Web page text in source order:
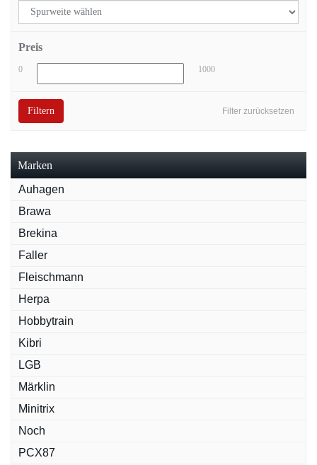
Preis
0 1000
Filter zurücksetzen
Filtern
Marken
Auhagen
Brawa
Brekina
Faller
Fleischmann
Herpa
Hobbytrain
Kibri
LGB
Märklin
Minitrix
Noch
PCX87